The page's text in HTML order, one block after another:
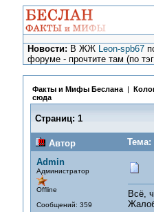
Новости: В ЖЖ Leon-spb67
форуме - прочтите там (по
Факты и Мифы Беслана|
сюда
Страниц: 1
Автор
Тема:
Admin
Администратор
Offline
Сообщений: 359
Всё,